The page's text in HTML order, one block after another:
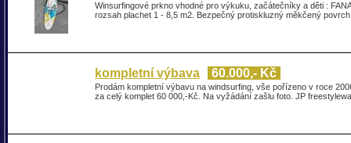
Winsurfingové prkno vhodné pro výkuku, začátečníky a děti :
rozsah plachet 1 - 8,5 m2. Bezpečný protiskluzný měkčený
kompletní výbava 60.000,- Kč
Prodám kompletní výbavu na windsurfing, vše pořízeno v roce
za celý komplet 60 000,-Kč. Na vyžádání zašlu foto. JP